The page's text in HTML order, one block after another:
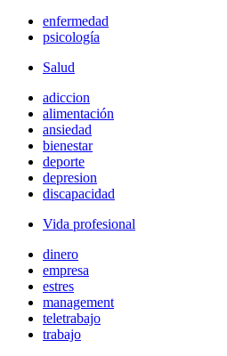
enfermedad
psicología
Salud
adiccion
alimentación
ansiedad
bienestar
deporte
depresion
discapacidad
Vida profesional
dinero
empresa
estres
management
teletrabajo
trabajo